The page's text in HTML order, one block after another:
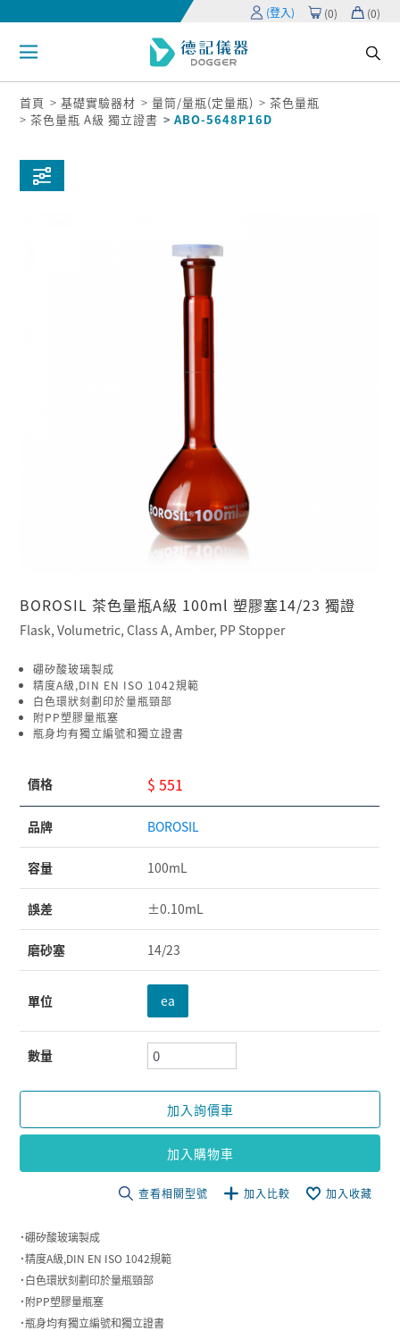
(登入) (0) (0)
首頁 基礎實驗器材 量筒/量瓶(定量瓶)
茶色量瓶
茶色量瓶 A級 獨立證書
ABO-5648P16D
BOROSIL 茶色量瓶A級 100ml 塑膠塞14/23 獨證
Flask, Volumetric, Class A, Amber, PP Stopper
硼矽酸玻璃製成
精度A級,DIN EN ISO 1042規範
白色環狀刻劃印於量瓶頸部
附PP塑膠量瓶塞
瓶身均有獨立編號和獨立證書
價格 $ 551
品牌 BOROSIL
容量 100mL
誤差 ±0.10mL
磨砂塞 14/23
單位 ea
數量
加入詢價車
加入購物車
查看相關型號 加入比較 加入收藏
˙硼矽酸玻璃製成
˙精度A級,DIN EN ISO 1042規範
˙白色環狀刻劃印於量瓶頸部
˙附PP塑膠量瓶塞
˙瓶身均有獨立編號和獨立證書